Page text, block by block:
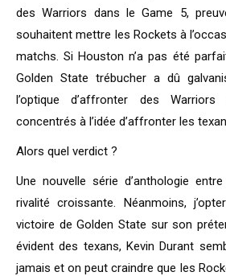
des Warriors dans le Game 5,
souhaitent mettre les Rockets à
matchs. Si Houston n’a pas été
Golden State trébucher a dû
l’optique d’affronter des
concentrés à l’idée d’affronter les
Alors quel verdict ?
Une nouvelle série d’anthologie
rivalité croissante. Néanmoins,
victoire de Golden State sur son
évident des texans, Kevin Durant
jamais et on peut craindre que les